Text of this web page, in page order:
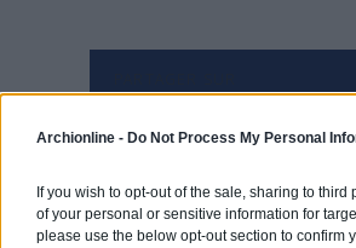
Archionline - Do Not Process My Personal
If you wish to opt-out of the sale, sharing to third
of your personal or sensitive information for
please use the below opt-out section to confirm